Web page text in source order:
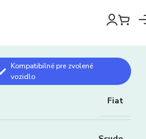
Kompatibilné pre zvolené
vozidlo
Fiat